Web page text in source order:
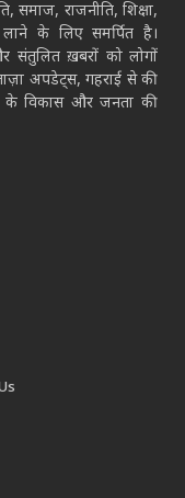
समाज, राजनीति, शिक्षा,
के लिए समर्पित है।
संतुलित ख़बरों को लोगों
अपडेट्स, गहराई से की
के विकास और जनता की